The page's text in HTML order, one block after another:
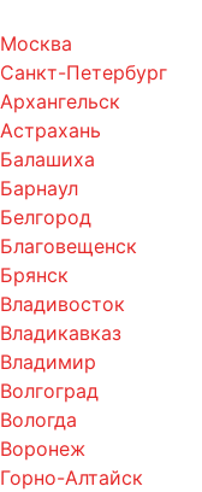
Москва
Санкт-Петербург
Архангельск
Астрахань
Балашиха
Барнаул
Белгород
Благовещенск
Брянск
Владивосток
Владикавказ
Владимир
Волгоград
Вологда
Воронеж
Горно-Алтайск